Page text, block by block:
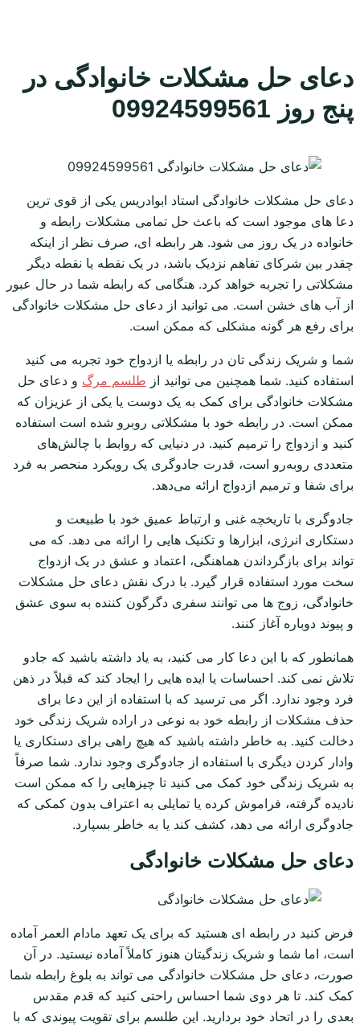
دعای حل مشکلات خانوادگی در
پنج روز 09924599561
دعای حل مشکلات خانوادگی استاد ابوادریس یکی از قوی ترین
دعا های موجود است که باعث حل تمامی مشکلات رابطه و
خانواده در یک روز می شود. هر رابطه ای، صرف نظر از اینکه
چقدر بین شرکای تفاهم نزدیک باشد، در یک نقطه یا نقطه دیگر
مشکلاتی را تجربه خواهد کرد. هنگامی که رابطه شما در حال عبور
از آب های خشن است. می توانید از دعای حل مشکلات خانوادگی
برای رفع هر گونه مشکلی که ممکن است.
شما و شریک زندگی تان در رابطه یا ازدواج خود تجربه می کنید
استفاده کنید. شما همچنین می توانید از طلسم مرگ و دعای حل
مشکلات خانوادگی برای کمک به یک دوست یا یکی از عزیزان که
ممکن است. در رابطه خود با مشکلاتی روبرو شده است استفاده
کنید و ازدواج را ترمیم کنید. در دنیایی که روابط با چالش‌های
متعددی روبه‌رو است، قدرت جادوگری یک رویکرد منحصر به فرد
برای شفا و ترمیم ازدواج ارائه می‌دهد.
جادوگری با تاریخچه غنی و ارتباط عمیق خود با طبیعت و
دستکاری انرژی، ابزارها و تکنیک هایی را ارائه می دهد. که می
تواند برای بازگرداندن هماهنگی، اعتماد و عشق در یک ازدواج
سخت مورد استفاده قرار گیرد. با درک نقش دعای حل مشکلات
خانوادگی، زوج ها می توانند سفری دگرگون کننده به سوی عشق
و پیوند دوباره آغاز کنند.
همانطور که با این دعا کار می کنید، به یاد داشته باشید که جادو
تلاش نمی کند. احساسات یا ایده هایی را ایجاد کند که قبلاً در ذهن
فرد وجود ندارد. اگر می ترسید که با استفاده از این دعا برای
حذف مشکلات از رابطه خود به نوعی در اراده شریک زندگی خود
دخالت کنید. به خاطر داشته باشید که هیچ راهی برای دستکاری یا
وادار کردن دیگری با استفاده از جادوگری وجود ندارد. شما صرفاً
به شریک زندگی خود کمک می کنید تا چیزهایی را که ممکن است
نادیده گرفته، فراموش کرده یا تمایلی به اعتراف بدون کمکی که
جادوگری ارائه می دهد، کشف کند یا به خاطر بسپارد.
دعای حل مشکلات خانوادگی
فرض کنید در رابطه ای هستید که برای یک تعهد مادام العمر آماده
است، اما شما و شریک زندگیتان هنوز کاملاً آماده نیستید. در آن
صورت، دعای حل مشکلات خانوادگی می تواند به بلوغ رابطه شما
کمک کند. تا هر دوی شما احساس راحتی کنید که قدم مقدس
بعدی را در اتحاد خود بردارید. این طلسم برای تقویت پیوندی که با